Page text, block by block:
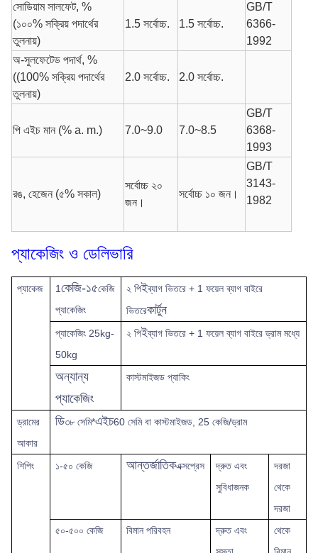
সোডিয়াম সালফেট, %
(১০০% সক্রিয় পদার্থের
তুলনায়)
1.5 সর্বোচ্চ. 1.5 সর্বোচ্চ.
GB/T
6366-
1992
অ-সুলফেটেড পদার্থ, %
((100% সক্রিয় পদার্থের
তুলনায়)
2.0 সর্বোচ্চ. 2.0 সর্বোচ্চ.
পি এইচ মান (% a. m.) 7.0~9.0 7.0~8.5
GB/T
6368-
1993
রঙ, হেজেন (৫% সকাল)
সর্বোচ্চ ২০
জন।
সর্বোচ্চ ১০ জন।
GB/T
3143-
1982
প্যাকেজিং ও ডেলিভারি
প্যাকেজ 1কেজি-১৫কেজি
প্যাকেজিং
২ পিইব্যাগ ভিতরে + 1 ফয়েল ব্যাগ বাইরে
ভিতরেকার্টুন
প্যাকেজিং 25kg-
50kg
২ পিইব্যাগ ভিতরে + 1 ফয়েল ব্যাগ বাইরে ড্রাম মধ্যে
অন্যান্য
প্যাকেজিং
কাস্টমাইজড প্যাকিং
ড্রামের
আকার
ডি৩৮ সেমি*এইচ60 সেমি বা কাস্টমাইজড, 25 কেজি/ড্রাম
শিপিং ১-৫০ কেজি আন্তর্জাতিকএক্সপ্রেস দ্রুত এবং
সুবিধাজনক
দরজা
থেকে
দরজা
৫০-৫০০ কেজি
বিমান পরিবহন
দ্রুত এবং
থেকে